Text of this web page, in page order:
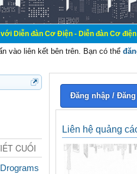
Cơ Điện - Diễn đàn Cơ điện là nơi
vào liên kết bên trên. Bạn có thể
CUỐI
Drograms
Đăng nhập / Đăng
Liên hệ quảng